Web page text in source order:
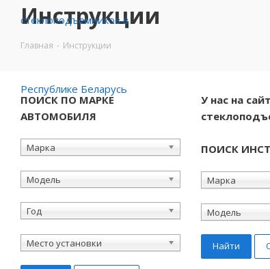
Инструкции
Главная - Инструкции
ПОИСК ПО МАРКЕ
АВТОМОБИЛЯ
Марка
Модель
Год
Место установки
У нас на
ПОИСК
Марка
Модель
Найти